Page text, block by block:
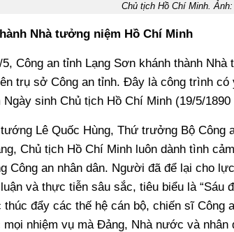
Chủ tịch Hồ Chí Minh.
Nhà tưởng niệm Hồ Chí Minh
5, Công an tỉnh Lạng Sơn khánh thành
trụ sở Công an tỉnh. Đây là công trình
Ngày sinh Chủ tịch Hồ Chí Minh (19/5/1890
Lê Quốc Hùng, Thứ trưởng Bộ Công
Chủ tịch Hồ Chí Minh luôn dành tình
Công an nhân dân. Người đã để lại cho
và thực tiễn sâu sắc, tiêu biểu là “Sáu
thúc đẩy các thế hệ cán bộ, chiến sĩ Công
mọi nhiệm vụ mà Đảng, Nhà nước và